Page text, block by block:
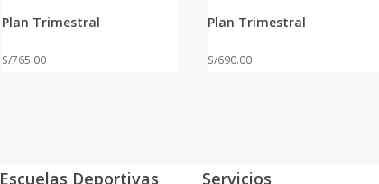
Plan Trimestral
S/765.00
Plan Trimestral
S/690.00
Escuelas Deportivas Servicios